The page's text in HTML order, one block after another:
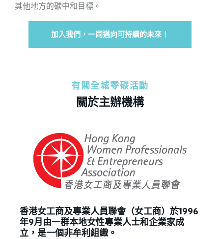
其他地方的碳中和目標。
加入我們，一同邁向可持續的未來！
有關全城零碳活動
關於主辦機構
香港女工商及專業人員聯會（女工商）於1996
年9月由一群本地女性專業人士和企業家成
立，是一個非牟利組織。